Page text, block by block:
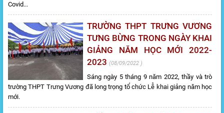
Covid...
TRƯỜNG THPT TRƯNG VƯƠNG
TƯNG BỪNG TRONG NGÀY KHAI
GIẢNG NĂM HỌC MỚI 2022-
2023
08/09/2022
Sáng ngày 5 tháng 9 năm 2022, thầy và trò
trường THPT Trưng Vương đã long trọng tổ chức Lễ khai giảng năm học
mới.